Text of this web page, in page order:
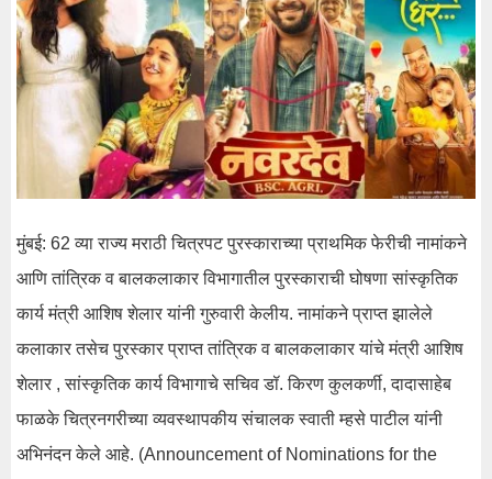
मुंबई: 62 व्या राज्य मराठी चित्रपट पुरस्काराच्या प्राथमिक फेरीची नामांकने
आणि तांत्रिक व बालकलाकार विभागातील पुरस्काराची घोषणा सांस्कृतिक
कार्य मंत्री आशिष शेलार यांनी गुरुवारी केलीय. नामांकने प्राप्त झालेले
कलाकार तसेच पुरस्कार प्राप्त तांत्रिक व बालकलाकार यांचे मंत्री आशिष
शेलार , सांस्कृतिक कार्य विभागाचे सचिव डॉ. किरण कुलकर्णी, दादासाहेब
फाळके चित्रनगरीच्या व्यवस्थापकीय संचालक स्वाती म्हसे पाटील यांनी
अभिनंदन केले आहे. (Announcement of Nominations for the